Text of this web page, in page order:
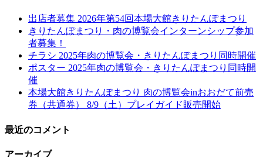
出店者募集 2026年第54回本場大館きりたんぽまつり
きりたんぽまつり・肉の博覧会インターンシップ参加
者募集！
チラシ 2025年肉の博覧会・きりたんぽまつり同時開催
ポスター 2025年肉の博覧会・きりたんぽまつり同時開
催
本場大館きりたんぽまつり 肉の博覧会inおおだて前売
券（共通券） 8/9（土）プレイガイド販売開始
最近のコメント
アーカイブ